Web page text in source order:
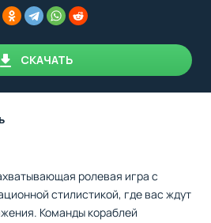
СКАЧАТЬ
ролевая игра с
стилистикой, где вас ждут
Команды кораблей